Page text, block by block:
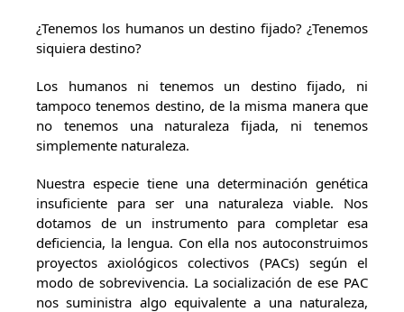
¿Tenemos los humanos un destino fijado? ¿Tenemos
siquiera destino?
Los humanos ni tenemos un destino fijado, ni
tampoco tenemos destino, de la misma manera que
no tenemos una naturaleza fijada, ni tenemos
simplemente naturaleza.
Nuestra especie tiene una determinación genética
insuficiente para ser una naturaleza viable. Nos
dotamos de un instrumento para completar esa
deficiencia, la lengua. Con ella nos autoconstruimos
proyectos axiológicos colectivos (PACs) según el
modo de sobrevivencia. La socialización de ese PAC
nos suministra algo equivalente a una naturaleza,